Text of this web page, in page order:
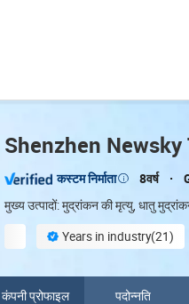
Shenzhen
कस्टम निर्माता 8वर्ष
मुख्य उत्पादों: मुद्रांकन की मृत्यु, धातु
Years in industry(21)
कंपनी प्रोफाइल पदोन्नति